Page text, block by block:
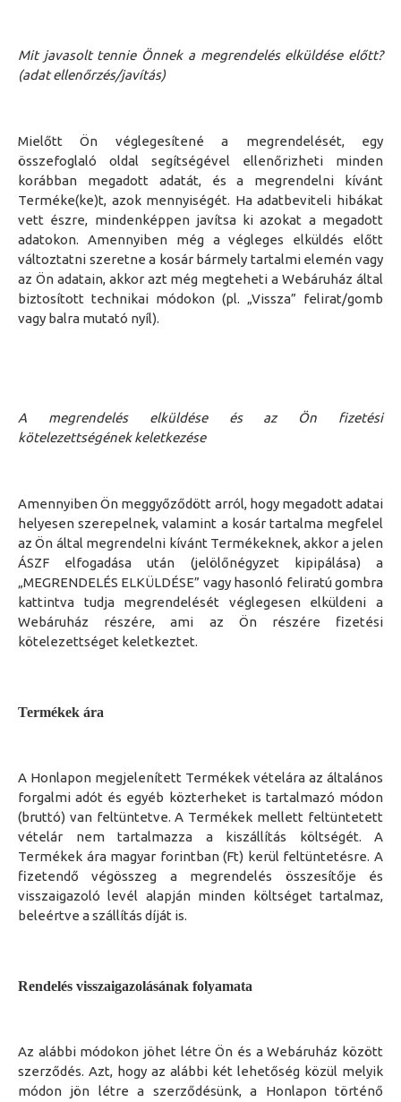
Mit javasolt tennie Önnek a megrendelés elküldése előtt?
(adat ellenőrzés/javítás)
Mielőtt Ön véglegesítené a megrendelését,egy
összefoglaló oldal segítségével ellenőrizheti minden
korábban megadott adatát, és a megrendelni kívánt
Terméke(ke)t, azok mennyiségét. Ha adatbeviteli hibákat
vett észre, mindenképpenjavítsa ki azokat a megadott
adatokon. Amennyiben még a végleges elküldés előtt
változtatni szeretne a kosár bármely tartalmi elemén vagy
az Ön adatain, akkor azt még megteheti a Webáruház által
biztosított technikai módokon (pl. „Vissza” felirat/gomb
vagy balra mutató nyíl).
A megrendelés elküldése és az Ön fizetési
kötelezettségének keletkezése
Amennyiben Ön meggyőződött arról, hogymegadottadatai
helyesen szerepelnek, valamint a kosártartalma megfelel
az Ön által megrendelni kívánt Termékeknek,akkor a jelen
ÁSZF elfogadása után (jelölőnégyzet kipipálása) a
„MEGRENDELÉS ELKÜLDÉSE” vagy hasonló feliratúgombra
kattintva tudja megrendelését véglegesen elküldeni a
Webáruház részére, ami az Ön részére fizetési
kötelezettséget keletkeztet.
Termékek ára
A Honlapon megjelenített Termékek vételára az általános
forgalmi adót és egyéb közterheket is tartalmazó módon
(bruttó) van feltüntetve. A Termékek mellett feltüntetett
vételár nem tartalmazza a kiszállítás költségét. A
Termékek ára magyar forintban (Ft) kerül feltüntetésre. A
fizetendő végösszeg a megrendelés összesítője és
visszaigazoló levél alapján minden költséget tartalmaz,
beleértve a szállítás díját is.
Rendelés visszaigazolásának folyamata
Az alábbi módokon jöhet létre Ön és a Webáruház között
szerződés. Azt, hogy az alábbi két lehetőség közül melyik
módon jön létre a szerződésünk, a Honlapon történő